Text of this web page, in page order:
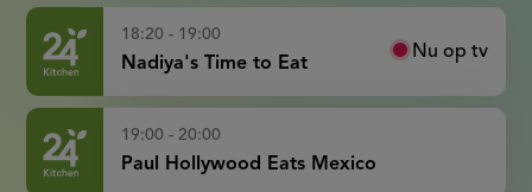
18:20 - 19:00
Nadiya's Time to Eat
Nu op tv
19:00 - 20:00
Paul Hollywood Eats Mexico